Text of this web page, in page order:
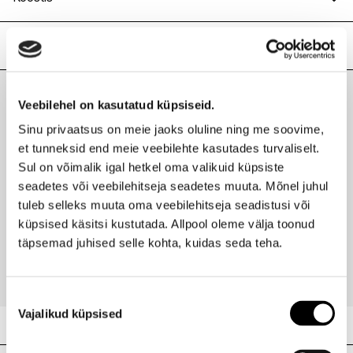
Veebilehel on kasutatud küpsiseid.
Sinu privaatsus on meie jaoks oluline ning me soovime,
et tunneksid end meie veebilehte kasutades turvaliselt.
Sul on võimalik igal hetkel oma valikuid küpsiste
seadetes või veebilehitseja seadetes muuta. Mõnel juhul
tuleb selleks muuta oma veebilehitseja seadistusi või
küpsised käsitsi kustutada. Allpool oleme välja toonud
täpsemad juhised selle kohta, kuidas seda teha.
valik
Vajalikud küpsised
Lisainfo
Laokood
H0186870
Ribakood
4500324960234
Viimati vaadatud tooted
EVITA PERONI
Angie juukseklamber Medium Shark 3cmx4,5cm
23,00 €